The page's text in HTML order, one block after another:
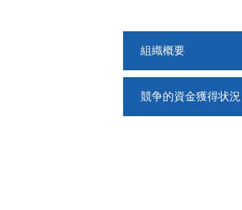
組織概要
競争的資金獲得状況